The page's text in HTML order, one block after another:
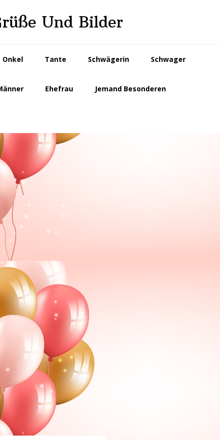
Und Bilder
Onkel Tante Schwägerin Schwager
Ehefrau Jemand Besonderen